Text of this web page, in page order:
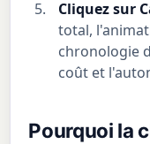
Cliquez sur
total,
chronologie
coût et
Pourquoi la